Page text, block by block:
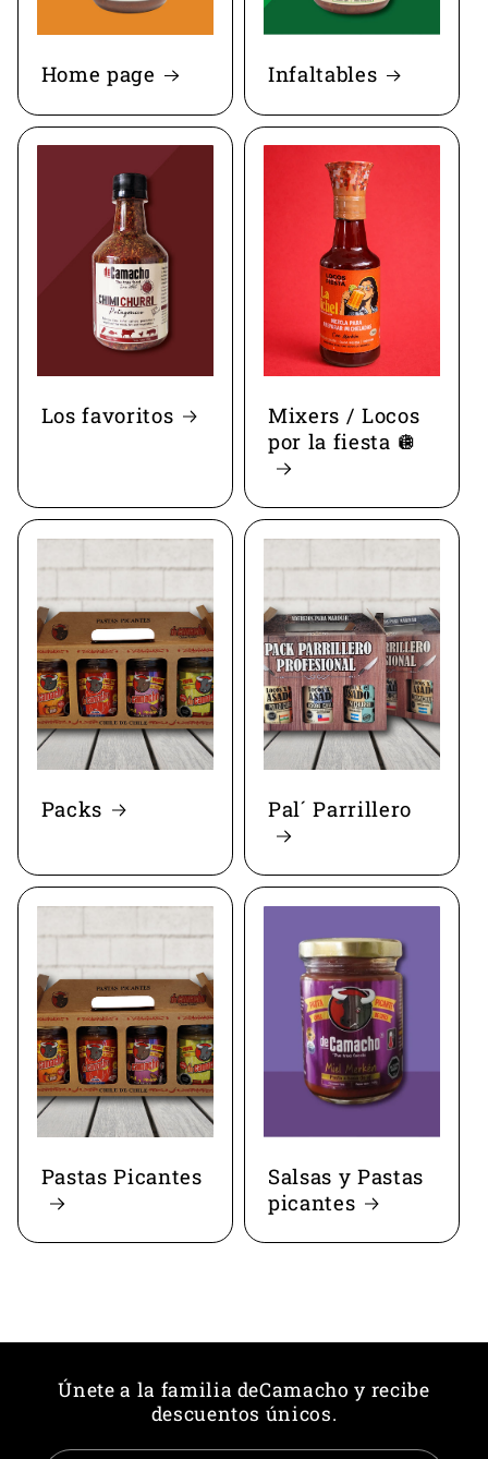
Home page Infaltables
Los favoritos
Mixers / Locos
por la fiesta 🪩
Packs Pal´ Parrillero
Pastas Picantes
Salsas y Pastas
picantes
Únete a la familia deCamacho y recibe
descuentos únicos.